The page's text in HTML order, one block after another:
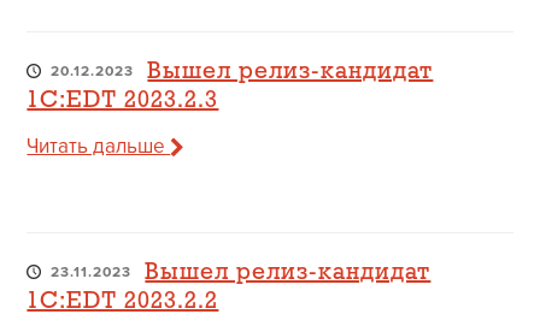
20.12.2023
Вышел релиз-кандидат
1C:EDT 2023.2.3
Читать дальше
23.11.2023
Вышел релиз-кандидат
1C:EDT 2023.2.2